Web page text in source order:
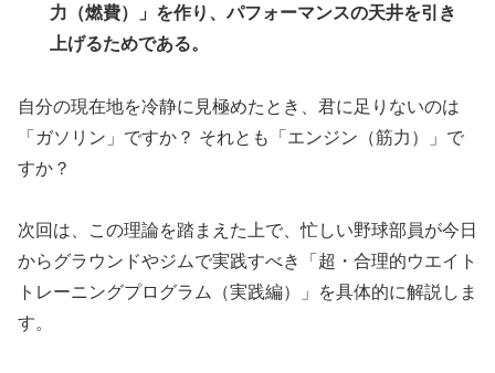
力（燃費）」を作り、パフォーマンスの天井を引き
上げるためである。
自分の現在地を冷静に見極めたとき、君に足りないのは
「ガソリン」ですか？ それとも「エンジン（筋力）」で
すか？
次回は、この理論を踏まえた上で、忙しい野球部員が今日
からグラウンドやジムで実践すべき「超・合理的ウエイト
トレーニングプログラム（実践編）」を具体的に解説しま
す。